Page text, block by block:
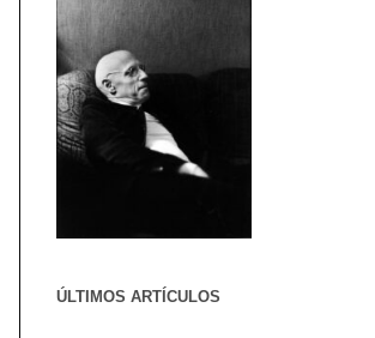
ÚLTIMOS ARTÍCULOS